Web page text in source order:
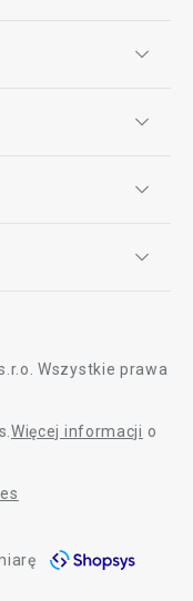
Do koszyka
CLUB
Wszystkie prawa
Więcej informacji o